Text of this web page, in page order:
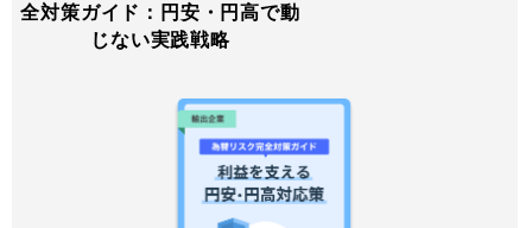
全対策ガイド：円安・円高で動
じない実践戦略